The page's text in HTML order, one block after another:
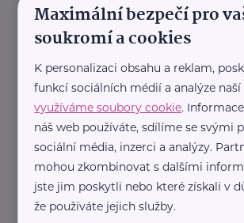
Reklama
Ecovacs
Jak si ulehčit práci v domácnosti,
Bydlení, domácnost
Maximální bezpečí pro
soukromí a cookies
K personalizaci obsahu a reklam,
funkcí sociálních médií a analýze
využíváme soubory cookie.
náš web používáte, sdílíme se svými
sociální média, inzerci a analýzy.
mohou zkombinovat s dalšími
jste jim poskytli nebo které získali v
že používáte jejich služby.